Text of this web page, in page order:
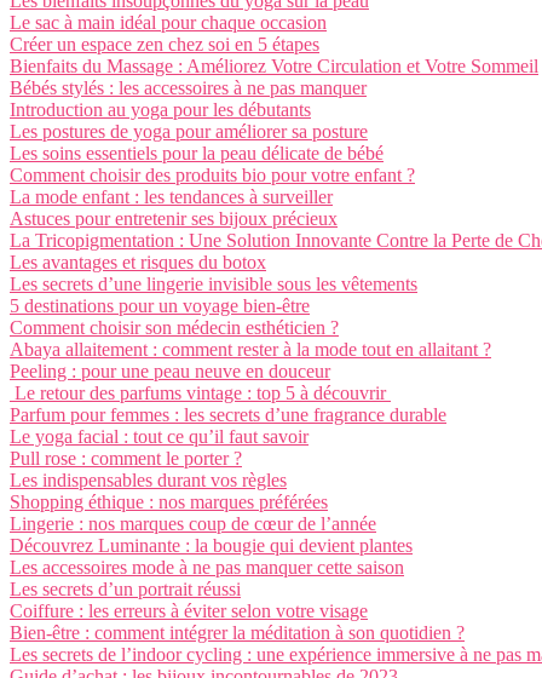
Le sac à main idéal pour chaque occasion
Créer un espace zen chez soi en 5 étapes
Bienfaits du Massage : Améliorez Votre Circulation et Votre Sommeil
Bébés stylés : les accessoires à ne pas manquer
Introduction au yoga pour les débutants
Les postures de yoga pour améliorer sa posture
Les soins essentiels pour la peau délicate de bébé
Comment choisir des produits bio pour votre enfant ?
La mode enfant : les tendances à surveiller
Astuces pour entretenir ses bijoux précieux
La Tricopigmentation : Une Solution Innovante Contre la Perte de
Les avantages et risques du botox
Les secrets d’une lingerie invisible sous les vêtements
5 destinations pour un voyage bien-être
Comment choisir son médecin esthéticien ?
Abaya allaitement : comment rester à la mode tout en allaitant ?
Peeling : pour une peau neuve en douceur
Le retour des parfums vintage : top 5 à découvrir
Parfum pour femmes : les secrets d’une fragrance durable
Le yoga facial : tout ce qu’il faut savoir
Pull rose : comment le porter ?
Les indispensables durant vos règles
Shopping éthique : nos marques préférées
Lingerie : nos marques coup de cœur de l’année
Découvrez Luminante : la bougie qui devient plantes
Les accessoires mode à ne pas manquer cette saison
Les secrets d’un portrait réussi
Coiffure : les erreurs à éviter selon votre visage
Bien-être : comment intégrer la méditation à son quotidien ?
Les secrets de l’indoor cycling : une expérience immersive à ne pas